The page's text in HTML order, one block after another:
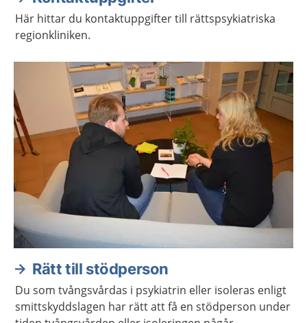
Här hittar du kontaktuppgifter till rättspsykiatriska
regionkliniken.
Rätt till stödperson
Du som tvångsvårdas i psykiatrin eller isoleras enligt
smittskyddslagen har rätt att få en stödperson under